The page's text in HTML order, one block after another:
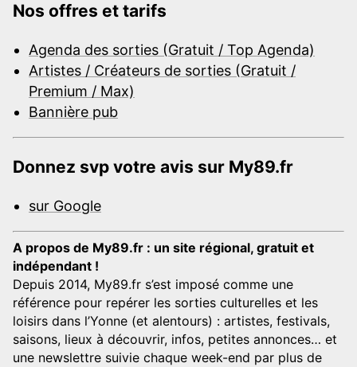
Nos offres et tarifs
Agenda des sorties (Gratuit / Top Agenda)
Artistes / Créateurs de sorties (Gratuit /
Premium / Max)
Bannière pub
Donnez svp votre avis sur My89.fr
sur Google
A propos de My89.fr : un site régional, gratuit et
indépendant !
Depuis 2014, My89.fr s’est imposé comme une
référence pour repérer les sorties culturelles et les
loisirs dans l’Yonne (et alentours) : artistes, festivals,
saisons, lieux à découvrir, infos, petites annonces… et
une newslettre suivie chaque week-end par plus de